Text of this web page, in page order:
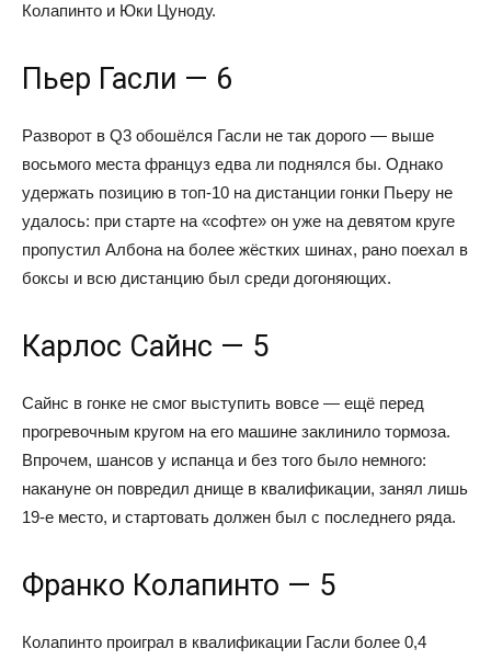
Колапинто и Юки Цуноду.
Пьер Гасли — 6
Разворот в Q3 обошёлся Гасли не так дорого — выше
восьмого места француз едва ли поднялся бы. Однако
удержать позицию в топ-10 на дистанции гонки Пьеру не
удалось: при старте на «софте» он уже на девятом круге
пропустил Албона на более жёстких шинах, рано поехал в
боксы и всю дистанцию был среди догоняющих.
Карлос Сайнс — 5
Сайнс в гонке не смог выступить вовсе — ещё перед
прогревочным кругом на его машине заклинило тормоза.
Впрочем, шансов у испанца и без того было немного:
накануне он повредил днище в квалификации, занял лишь
19-е место, и стартовать должен был с последнего ряда.
Франко Колапинто — 5
Колапинто проиграл в квалификации Гасли более 0,4